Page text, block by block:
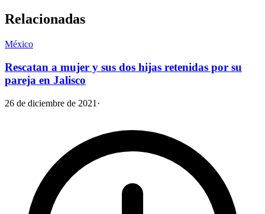
Relacionadas
México
Rescatan a mujer y sus dos hijas retenidas por su
pareja en Jalisco
26 de diciembre de 2021 ·